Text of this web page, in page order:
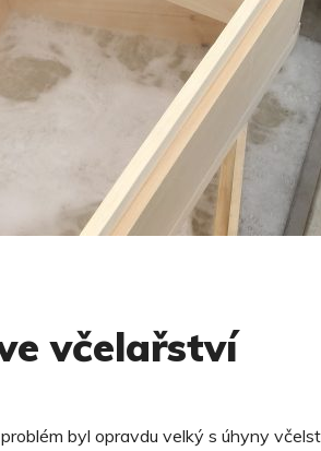
včelařství
byl opravdu velký s úhyny